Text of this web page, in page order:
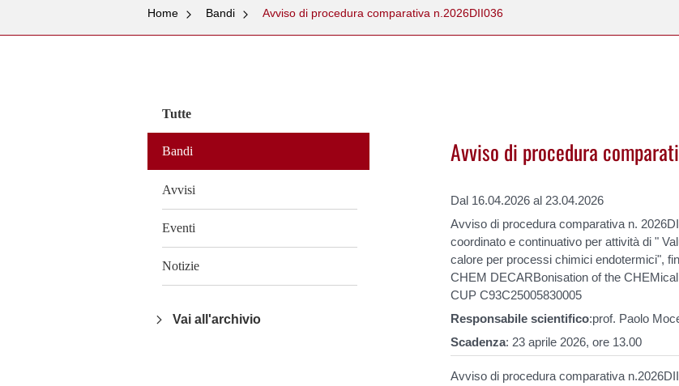
Home Bandi Avviso di procedura comparativa n.2026DII036
Tutte
Bandi
Avvisi
Eventi
Notizie
Vai all'archivio
Avviso di procedura
Dal 16.04.2026 al 23.04.2026
Avviso di procedura comparativa n.
coordinato e continuativo per attività di "
calore per processi chimici endotermici",
CHEM DECARBonisation of the
CUP C93C25005830005
Responsabile scientifico:prof. Paolo
Scadenza: 23 aprile 2026, ore 13.00
Avviso di procedura comparativa